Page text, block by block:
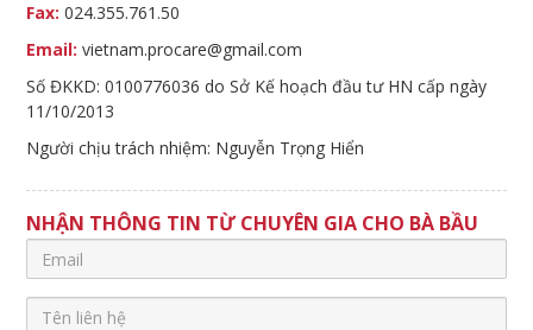
Fax: 024.355.761.50
Email: vietnam.procare@gmail.com
Số ĐKKD: 0100776036 do Sở Kế hoạch đầu tư HN cấp ngày
11/10/2013
Người chịu trách nhiệm: Nguyễn Trọng Hiển
NHẬN THÔNG TIN TỪ CHUYÊN GIA CHO BÀ BẦU